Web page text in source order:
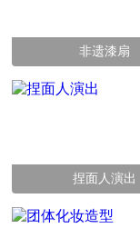
非遗漆扇
捏面人演出